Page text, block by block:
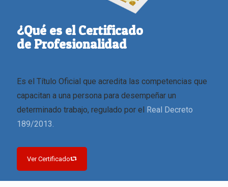
¿Qué es el Certificado
de Profesionalidad
Es el Título Oficial que acredita las competencias que
capacitan a una persona para desempeñar un
determinado trabajo, regulado por el
Real Decreto
189/2013.
Ver Certificado